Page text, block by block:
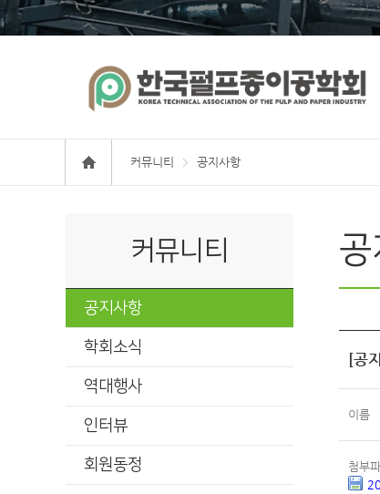
커뮤니티 공지사항
커뮤니티
공지사항
학회소식
역대행사
인터뷰
회원동정
[공
이름
첨부